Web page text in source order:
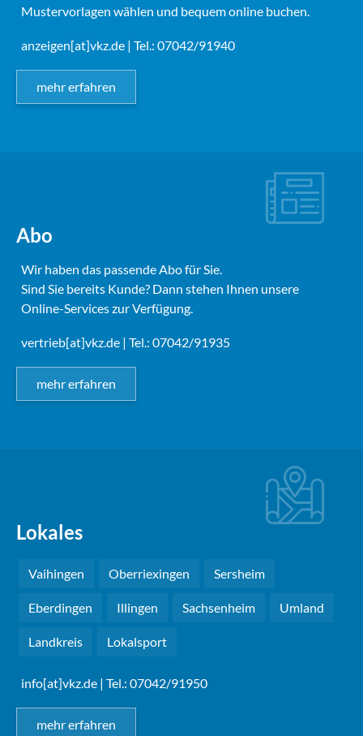
Mustervorlagen wählen und bequem online buchen.
anzeigen[at]vkz.de | Tel.: 07042/91940
mehr erfahren
Abo
Wir haben das passende Abo für Sie.
Sind Sie bereits Kunde? Dann stehen Ihnen unsere
Online-Services zur Verfügung.
vertrieb[at]vkz.de | Tel.: 07042/91935
mehr erfahren
Lokales
Vaihingen Oberriexingen Sersheim
Eberdingen Illingen Sachsenheim Umland
Landkreis Lokalsport
info[at]vkz.de | Tel.: 07042/91950
mehr erfahren